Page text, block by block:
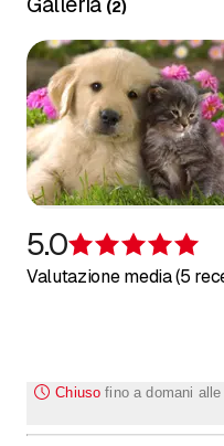
(2)
5.0
Valutazione media (5
Chiuso fino a domani